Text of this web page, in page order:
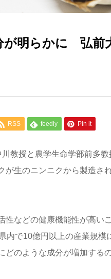
が明らかに 弘前
RSS feedly Pin it
教授と農学生命学部前多
生のニンニクから製造さ
性などの健康機能性が高い
内で10億円以上の産業規
のような成分が増加する